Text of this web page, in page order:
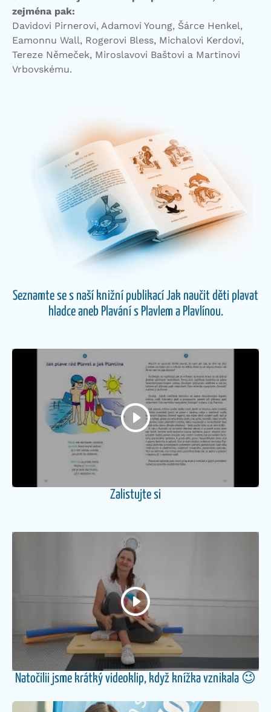
zejména pak:
Davidovi Pirnerovi, Adamovi Young, Šárce Henkel,
Eamonnu Wall, Rogerovi Bless, Michalovi Kerdovi,
Tereze Němeček, Miroslavovi Baštovi a Martinovi
Vrbovskému.
Seznamte se s naší knižní publikací Jak naučit děti plavat
hladce aneb Plavání s Plavlem a Plavlínou.
Zalistujte si
Natočilii jsme krátký videoklip, když knížka vznikala 😉